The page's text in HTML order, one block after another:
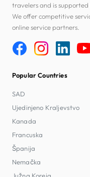
travelers and is supported
We offer competitive
online service partners.
Popular Countries
SAD
Ujedinjeno Kraljevstvo
Kanada
Francuska
Španija
Nemačka